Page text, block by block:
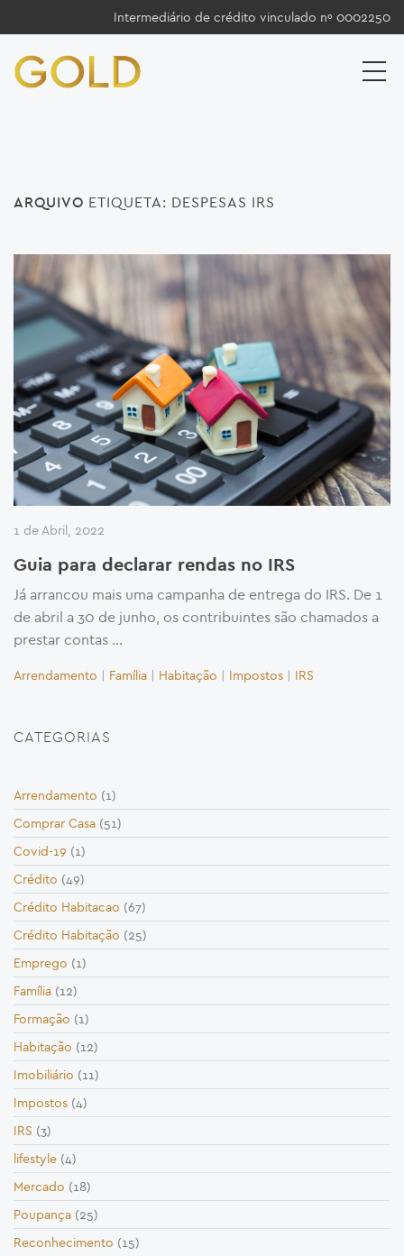
Intermediário de crédito vinculado nº 0002250
ARQUIVO ETIQUETA: DESPESAS IRS
1 de Abril, 2022
Guia para declarar rendas no IRS
Já arrancou mais uma campanha de entrega do IRS. De 1
de abril a 30 de junho, os contribuintes são chamados a
prestar contas …
Arrendamento | Família | Habitação | Impostos | IRS
CATEGORIAS
Arrendamento (1)
Comprar Casa (51)
Covid-19 (1)
Crédito (49)
Crédito Habitacao (67)
Crédito Habitação (25)
Emprego (1)
Família (12)
Formação (1)
Habitação (12)
Imobiliário (11)
Impostos (4)
IRS (3)
lifestyle (4)
Mercado (18)
Poupança (25)
Reconhecimento (15)